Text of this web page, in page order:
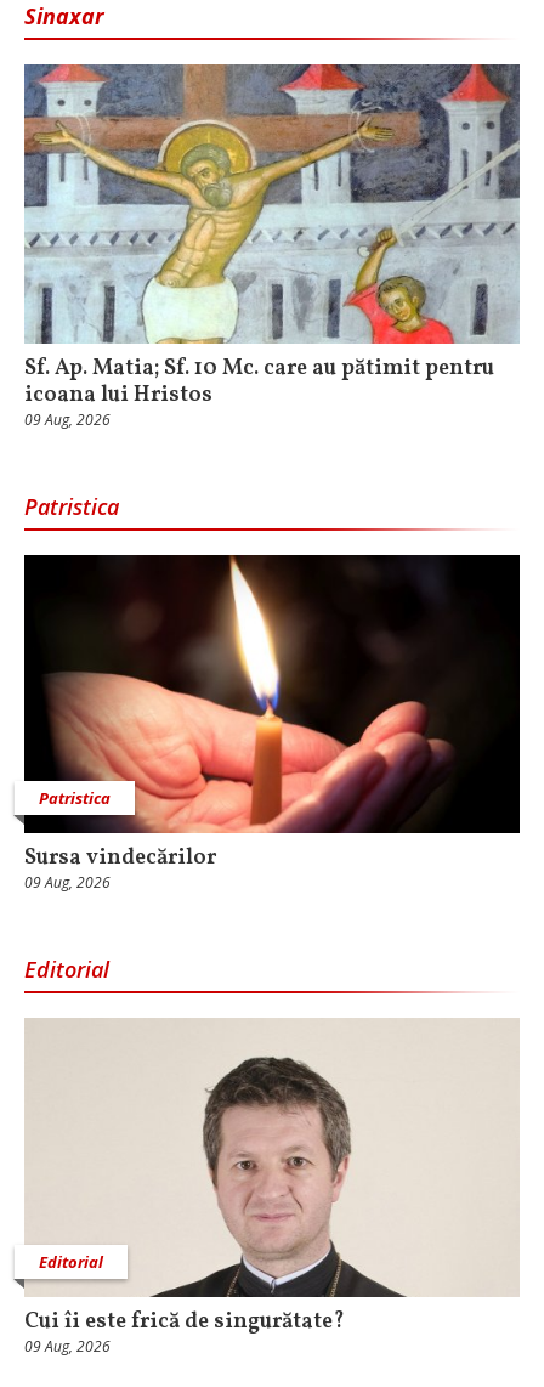
Sinaxar
Sf. Ap. Matia; Sf. 10 Mc. care au pătimit pentru
icoana lui Hristos
09 Aug, 2026
Patristica
Patristica
Sursa vindecărilor
09 Aug, 2026
Editorial
Editorial
Cui îi este frică de singurătate?
09 Aug, 2026